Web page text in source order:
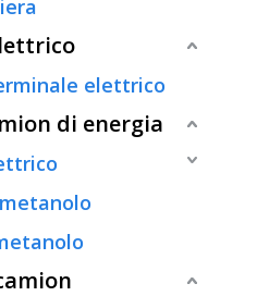
elettrico
di energia